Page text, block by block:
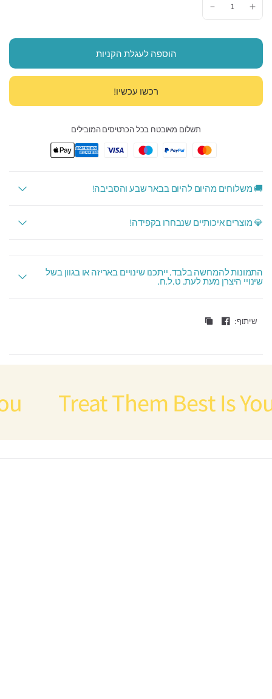
הוספה לעגלת הקניות
תשלום מאובטח בכל הכרטיסים המובילים
🚚 משלוחים מהיום להיום בבאר שבע והסביבה!
💎 מוצרים איכותיים שנבחרו בקפידה!
התמונות להמחשה בלבד. ייתכנו שינויים באריזה או בגוון בשל
שינויי היצרן מעת לעת. ט.ל.ח.
שיתוף:
Treat Them Best Is Your